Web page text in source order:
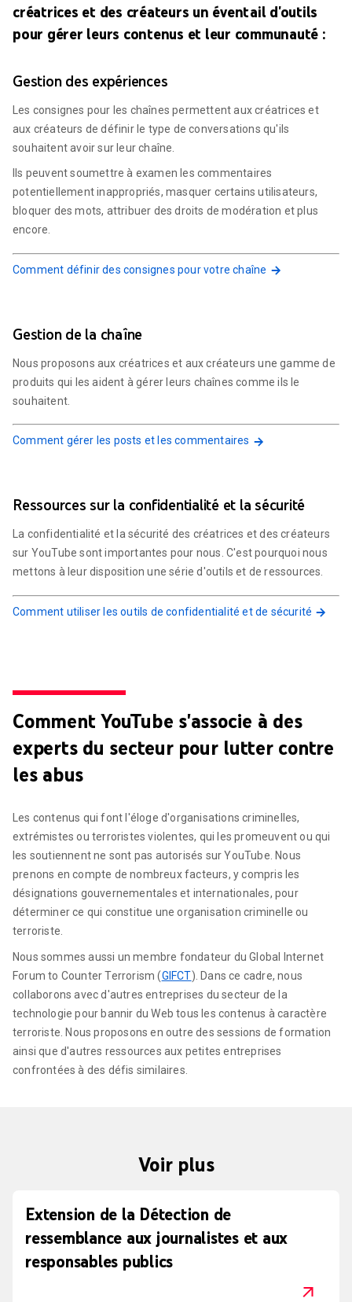
créatrices et des créateurs un éventail d'outils
pour gérer leurs contenus et leur communauté :
Gestion des expériences
Les consignes pour les chaînes permettent aux créatrices et
aux créateurs de définir le type de conversations qu'ils
souhaitent avoir sur leur chaîne.
Ils peuvent soumettre à examen les commentaires
potentiellement inappropriés, masquer certains utilisateurs,
bloquer des mots, attribuer des droits de modération et plus
encore.
Comment définir des consignes pour votre chaîne
Gestion de la chaîne
Nous proposons aux créatrices et aux créateurs une gamme de
produits qui les aident à gérer leurs chaînes comme ils le
souhaitent.
Comment gérer les posts et les commentaires
Ressources sur la confidentialité et la sécurité
La confidentialité et la sécurité des créatrices et des créateurs
sur YouTube sont importantes pour nous. C'est pourquoi nous
mettons à leur disposition une série d'outils et de ressources.
Comment utiliser les outils de confidentialité et de sécurité
Comment YouTube s'associe à des
experts du secteur pour lutter contre
les abus
Les contenus qui font l'éloge d'organisations criminelles,
extrémistes ou terroristes violentes, qui les promeuvent ou qui
les soutiennent ne sont pas autorisés sur YouTube. Nous
prenons en compte de nombreux facteurs, y compris les
désignations gouvernementales et internationales, pour
déterminer ce qui constitue une organisation criminelle ou
terroriste.
Nous sommes aussi un membre fondateur du Global Internet
Forum to Counter Terrorism (GIFCT). Dans ce cadre, nous
collaborons avec d'autres entreprises du secteur de la
technologie pour bannir du Web tous les contenus à caractère
terroriste. Nous proposons en outre des sessions de formation
ainsi que d'autres ressources aux petites entreprises
confrontées à des défis similaires.
Voir plus
Extension de la Détection de
ressemblance aux journalistes et aux
responsables publics